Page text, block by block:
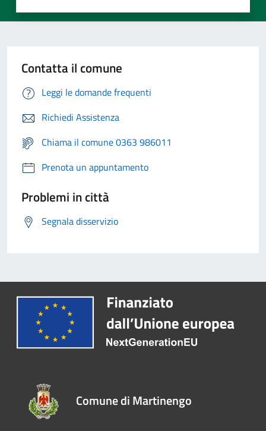
Contatta il comune
Leggi le domande frequenti
Richiedi Assistenza
Chiama il comune 0363 986011
Prenota un appuntamento
Problemi in città
Segnala disservizio
Comune di Martinengo